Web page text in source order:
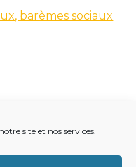
site et nos services.
barèmes sociaux